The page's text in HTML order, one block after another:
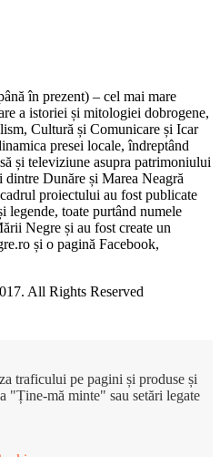
în prezent) – cel mai mare
a istoriei și mitologiei dobrogene,
Cultură și Comunicare și Icar
presei locale, îndreptând
și televiziune asupra patrimoniului
Dunăre și Marea Neagră
proiectului au fost publicate
legende, toate purtând numele
Negre și au fost create un
și o pagină Facebook,
All Rights Reserved
traficului pe pagini și produse și
"Ține-mă minte" sau setări legate